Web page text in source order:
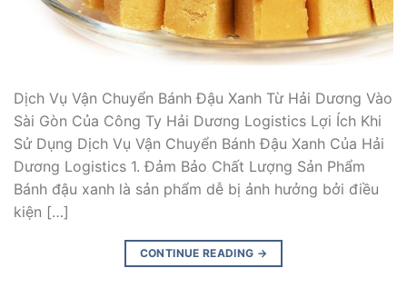
Dịch Vụ Vận Chuyển Bánh Đậu Xanh Từ Hải Dương Vào
Sài Gòn Của Công Ty Hải Dương Logistics Lợi Ích Khi
Sử Dụng Dịch Vụ Vận Chuyển Bánh Đậu Xanh Của Hải
Dương Logistics 1. Đảm Bảo Chất Lượng Sản Phẩm
Bánh đậu xanh là sản phẩm dễ bị ảnh hưởng bởi điều
kiện […]
CONTINUE READING →